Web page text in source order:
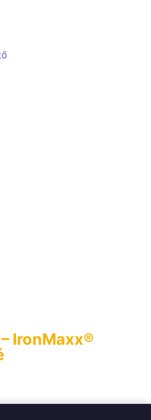
IronMaxx®